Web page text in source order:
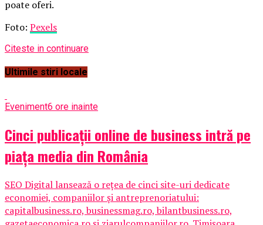
poate oferi.
Foto: Pexels
Citeste in continuare
Ultimile stiri locale
Eveniment6 ore inainte
Cinci publicații online de business intră pe
piața media din România
SEO Digital lansează o rețea de cinci site-uri dedicate
economiei, companiilor și antreprenoriatului:
capitalbusiness.ro, businessmag.ro, bilantbusiness.ro,